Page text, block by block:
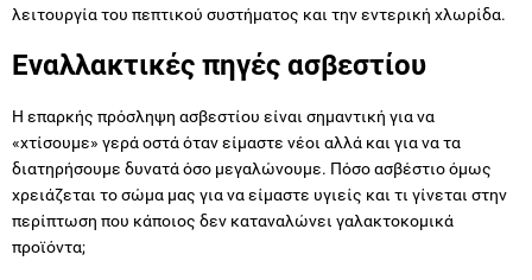
λειτουργία του πεπτικού συστήματος και την εντερική χλωρίδα.
Εναλλακτικές πηγές ασβεστίου
Η επαρκής πρόσληψη ασβεστίου είναι σημαντική για να
«χτίσουμε» γερά οστά όταν είμαστε νέοι αλλά και για να τα
διατηρήσουμε δυνατά όσο μεγαλώνουμε. Πόσο ασβέστιο όμως
χρειάζεται το σώμα μας για να είμαστε υγιείς και τι γίνεται στην
περίπτωση που κάποιος δεν καταναλώνει γαλακτοκομικά
προϊόντα;